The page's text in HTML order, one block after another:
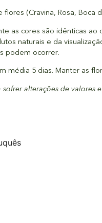
flores (Cravina, Rosa, Boca
as cores são idênticas
naturais e da
podem ocorrer.
média 5 dias. Manter as
alterações de valores